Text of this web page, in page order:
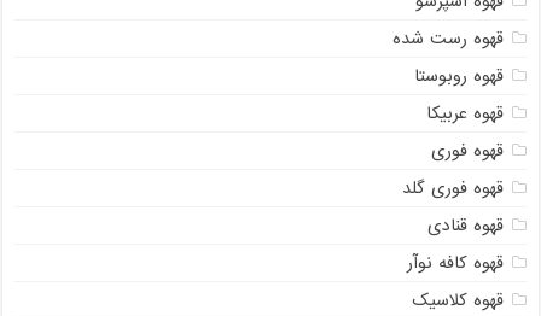
قهوه رست شده
قهوه روبوستا
قهوه عربیکا
قهوه فوری
قهوه فوری گلد
قهوه قنادی
قهوه کافه نوآر
قهوه کلاسیک